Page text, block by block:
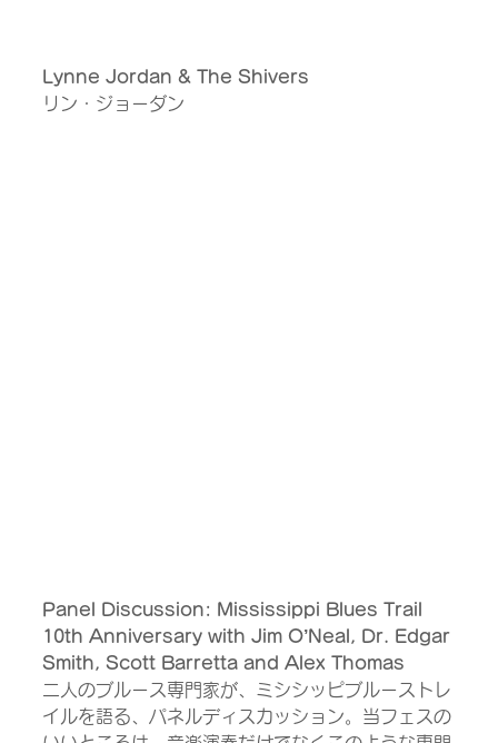
Lynne Jordan & The Shivers
リン・ジョーダン
Panel Discussion: Mississippi Blues Trail
10th Anniversary with Jim O’Neal, Dr. Edgar
Smith, Scott Barretta and Alex Thomas
二人のブルース専門家が、ミシシッピブルーストレ
イルを語る、パネルディスカッション。当フェスの